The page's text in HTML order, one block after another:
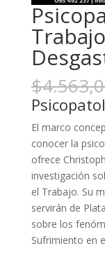
$
El marco
conocer la
ofrece
investigación
el Trabajo. Su
servirán de
sobre los
Sufrimiento en